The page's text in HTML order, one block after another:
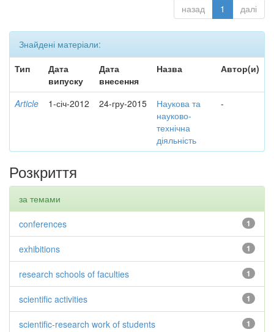
назад 1 далі
Знайдені матеріали:
Тип
Дата
випуску
Дата
внесення
Назва Автор(и)
Article 1-січ-2012 24-гру-2015
Наукова та
науково-
технічна
діяльність
-
Розкриття
за темами
1
conferences
1
exhibitions
1
research schools of faculties
1
scientific activities
1
scientific-research work of students